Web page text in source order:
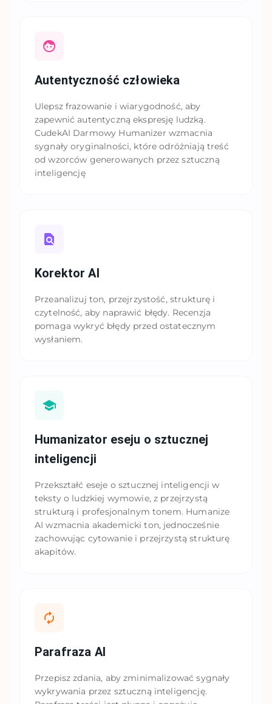
Autentyczność człowieka
Ulepsz frazowanie i wiarygodność, aby
zapewnić autentyczną ekspresję ludzką.
CudekAI Darmowy Humanizer wzmacnia
sygnały oryginalności, które odróżniają treść
od wzorców generowanych przez sztuczną
inteligencję
Korektor AI
Przeanalizuj ton, przejrzystość, strukturę i
czytelność, aby naprawić błędy. Recenzja
pomaga wykryć błędy przed ostatecznym
wysłaniem.
Humanizator eseju o sztucznej
inteligencji
Przekształć eseje o sztucznej inteligencji w
teksty o ludzkiej wymowie, z przejrzystą
strukturą i profesjonalnym tonem. Humanize
AI wzmacnia akademicki ton, jednocześnie
zachowując cytowanie i przejrzystą strukturę
akapitów.
Parafraza AI
Przepisz zdania, aby zminimalizować sygnały
wykrywania przez sztuczną inteligencję.